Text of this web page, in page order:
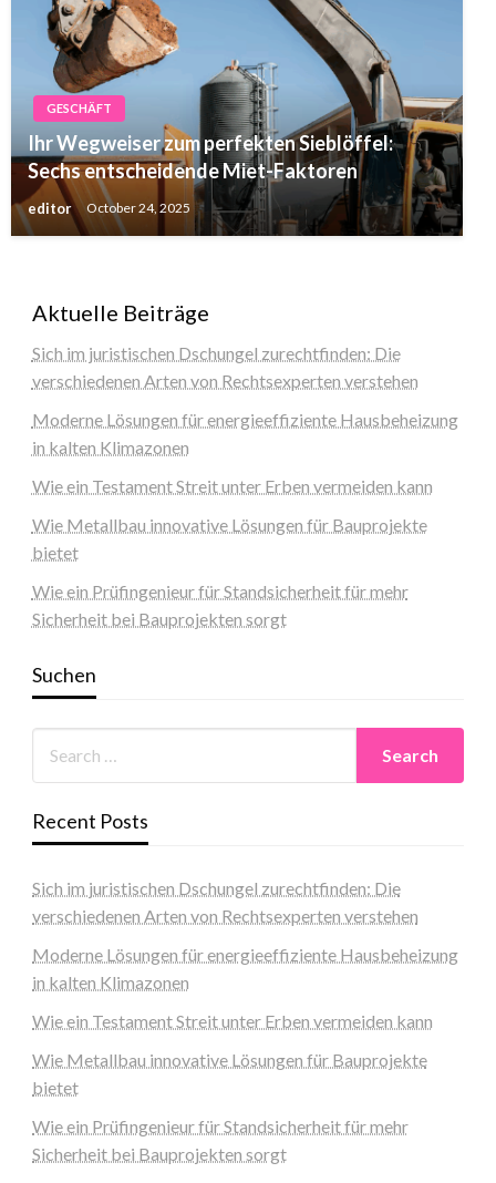
GESCHÄFT
Ihr Wegweiser zum perfekten Sieblöffel:
Sechs entscheidende Miet-Faktoren
editor October 24, 2025
Aktuelle Beiträge
Sich im juristischen Dschungel zurechtfinden: Die
verschiedenen Arten von Rechtsexperten verstehen
Moderne Lösungen für energieeffiziente Hausbeheizung
in kalten Klimazonen
Wie ein Testament Streit unter Erben vermeiden kann
Wie Metallbau innovative Lösungen für Bauprojekte
bietet
Wie ein Prüfingenieur für Standsicherheit für mehr
Sicherheit bei Bauprojekten sorgt
Suchen
Recent Posts
Sich im juristischen Dschungel zurechtfinden: Die
verschiedenen Arten von Rechtsexperten verstehen
Moderne Lösungen für energieeffiziente Hausbeheizung
in kalten Klimazonen
Wie ein Testament Streit unter Erben vermeiden kann
Wie Metallbau innovative Lösungen für Bauprojekte
bietet
Wie ein Prüfingenieur für Standsicherheit für mehr
Sicherheit bei Bauprojekten sorgt